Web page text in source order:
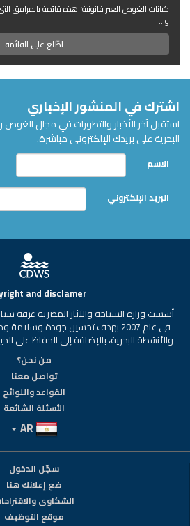
كيانات الغوص الغير قانونية؛ هذه قائمة بالمرافق
و...
اطّلع على القائمة
اشترك في المنشور الإخباري
استقبل آخر الأخبار والتطورات في مجال
البحرية على بريدك الإلكتروني مباشرة.
الاسم
البريد الإلكتروني
and disclamer
أسست وزارة السياحة والآثار المصرية غرفة
في عام 2007 بهدف تحسين جودة
والأنشطة البحرية، بالإضافة إلى الحفاظ على
من نحن؟
تواصل معنا
القواعد واللوائح
الأسئلة الشائعة
سجّل الدخول
ضع إعلانك هنا
الشكاوى
موقع التوظيف